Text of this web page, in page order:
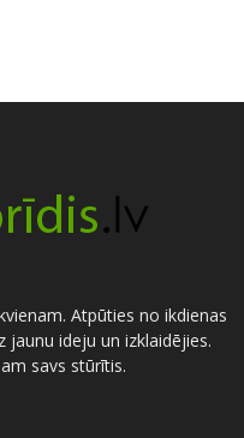
Atpūties no ikdienas
jaunu ideju un izklaidējies.
savs stūrītis.